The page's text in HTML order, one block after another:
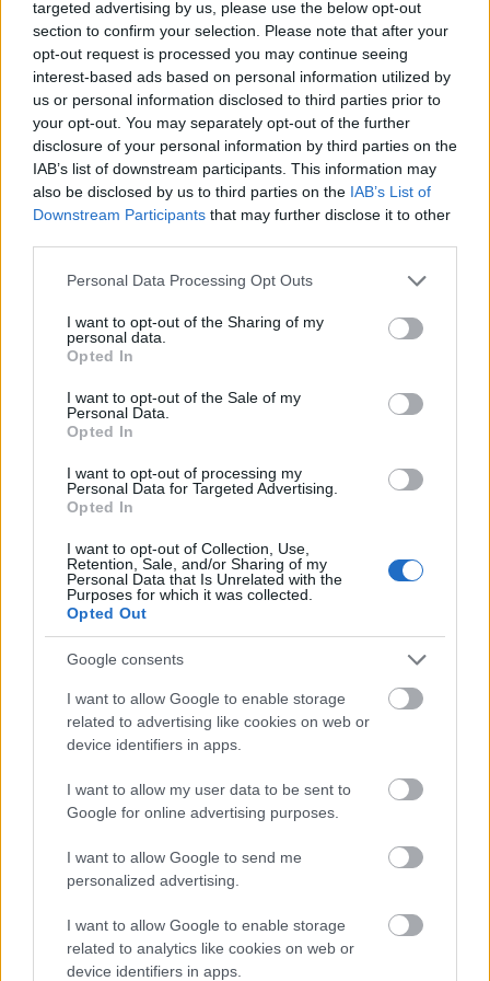
targeted advertising by us, please use the below opt-out
section to confirm your selection. Please note that after your
opt-out request is processed you may continue seeing
interest-based ads based on personal information utilized by
us or personal information disclosed to third parties prior to
your opt-out. You may separately opt-out of the further
disclosure of your personal information by third parties on the
IAB’s list of downstream participants. This information may
also be disclosed by us to third parties on the IAB’s List of
Downstream Participants that may further disclose it to other
Please note that this website/app uses one or more Google
not limited to your visit or usage behaviour. You may click to
grant or deny consent to Google and its third-party tags to
use your data for below specified purposes in below Google
consent section.
Personal Data Processing Opt Outs
I want to opt-out of the Sharing of my
personal data.
Opted In
I want to opt-out of the Sale of my
Personal Data.
Opted In
I want to opt-out of processing my
Personal Data for Targeted Advertising.
Opted In
I want to opt-out of Collection, Use,
Retention, Sale, and/or Sharing of my
Personal Data that Is Unrelated with the
Purposes for which it was collected.
Opted Out
Google consents
I want to allow Google to enable storage
related to advertising like cookies on web or
device identifiers in apps.
I want to allow my user data to be sent to
Google for online advertising purposes.
I want to allow Google to send me
personalized advertising.
I want to allow Google to enable storage
related to analytics like cookies on web or
device identifiers in apps.
igazán inspirálja.
"Mindenevő vagyok és ez egy nagy boldogság! Mint
zenész vagyok mindenevő. Vegyes műfajok jönnek
egymás után az életemben és én ezt nagyon élvezem.
Fontos a különbözőség, a sokszínűség. Egyik nap egy
klasszikus operettet, mondjuk A Csárdáskirálynőt
vezényelhetem. Németországban egy Denevért
dirigálhatok, ami egy operai vonal. Ha szerencsém van,
zeneigazgató.
Jávori Ferenc 'Fegyára'
hiszen a Budapest Klezmer Band vezetője, a hazai
klezmer hagyomány megújítója, a zsidó kultúra
és nevéhez köthető az első klezmer operett, a
Budapesti Operettszínházban 2006-ban bemutatott
elismerésül Kossuth-díjat vehetett átOrbán Viktor
miniszterelnök,Áder Jánosköztársasági elnök és